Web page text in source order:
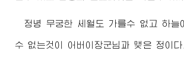
정녕 무궁한 세월도 가를수 없고 하늘
수 없는것이 어버이장군님 과 맺은 정이다.